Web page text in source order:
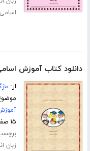
دانلود کتاب آموزش
از:
۱۵ صفحه
زبان